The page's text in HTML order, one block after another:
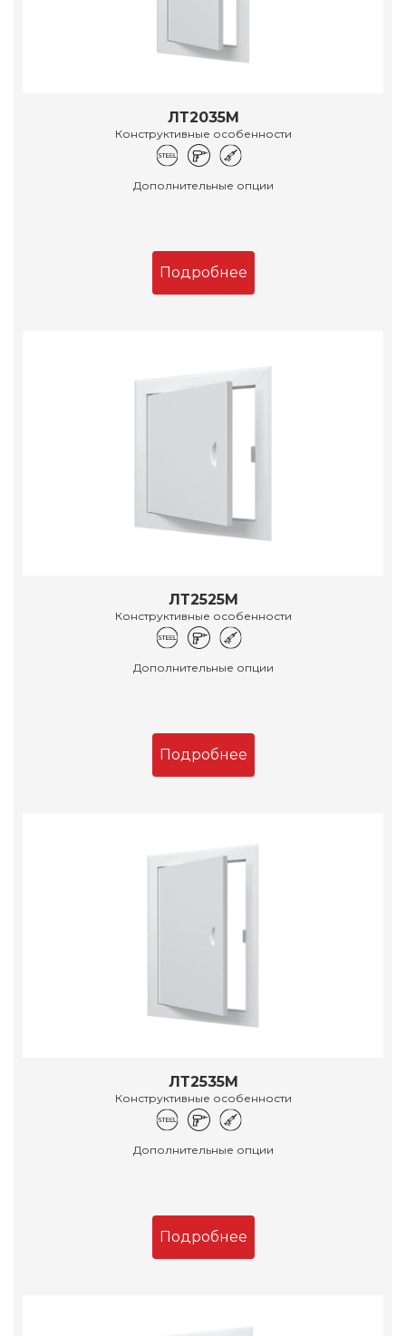
ЛТ2035М
Конструктивные особенности
Дополнительные опции
Подробнее
ЛТ2525М
Конструктивные особенности
Дополнительные опции
Подробнее
ЛТ2535М
Конструктивные особенности
Дополнительные опции
Подробнее